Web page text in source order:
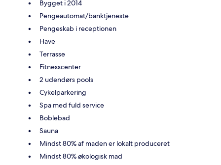
Bygget i 2014
Pengeautomat/banktjeneste
Pengeskab i receptionen
Have
Terrasse
Fitnesscenter
2 udendørs pools
Cykelparkering
Spa med fuld service
Boblebad
Sauna
Mindst 80% af maden er lokalt produceret
Mindst 80% økologisk mad